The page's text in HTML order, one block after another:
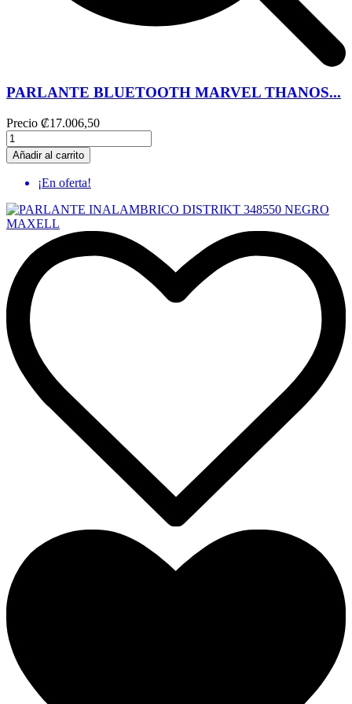
PARLANTE BLUETOOTH MARVEL THANOS...
Precio ₡17.006,50
Añadir al carrito
¡En oferta!